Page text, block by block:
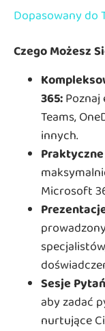
Dopasowany do
Czego Możesz
365:
Teams,
innych.
Microsoft
Sesje
aby zadać
nurtujące